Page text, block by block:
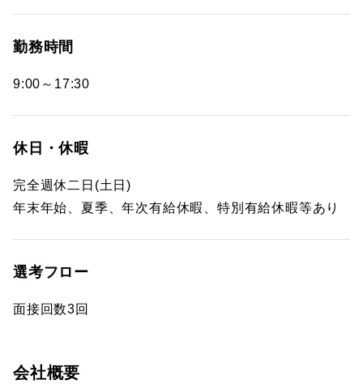
勤務時間
9:00～17:30
休日・休暇
完全週休二日(土日)
年末年始、夏季、年次有給休暇、特別有給休暇等あり
選考フロー
面接回数3回
会社概要